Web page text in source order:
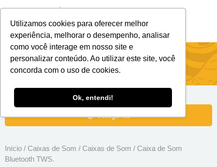
Utilizamos cookies para oferecer melhor
experiência, melhorar o desempenho, analisar
como você interage em nosso site e
personalizar conteúdo. Ao utilizar este site, você
concorda com o uso de cookies.
Ok, entendi!
Caixa de Som Bluetooth TWS.
Categorias
Início / Caixas de Som / Caixas de Som / Caixa de Som
Bluetooth TWS.